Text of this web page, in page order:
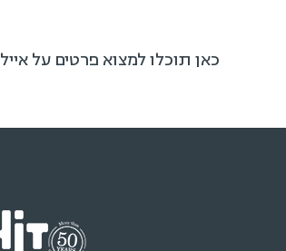
כאן תוכלו למצוא פרטים על